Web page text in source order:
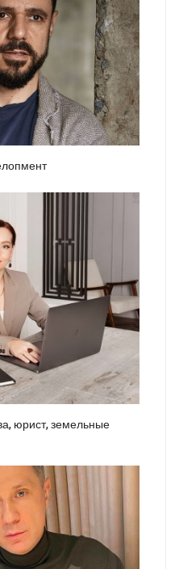
юрист, земельные